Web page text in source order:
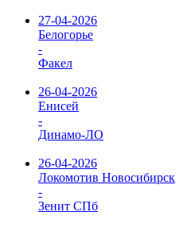
27-04-2026
Белогорье
-
Факел
26-04-2026
Енисей
-
Динамо-ЛО
26-04-2026
Локомотив Новосибирск
-
Зенит СПб